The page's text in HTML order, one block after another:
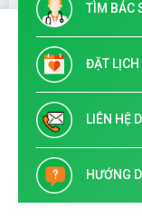
TÌM BÁC
ĐẶT LỊCH
LIÊN HỆ
HƯỚNG